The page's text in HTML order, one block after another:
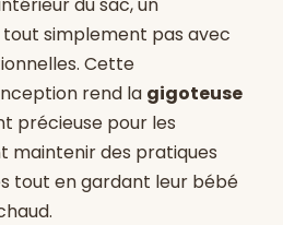
simplement pas avec
Cette
rend la gigoteuse
précieuse pour les
maintenir des pratiques
tout en gardant leur bébé